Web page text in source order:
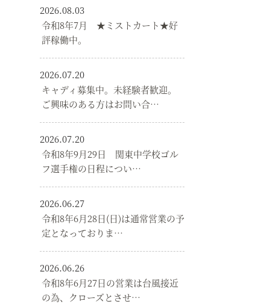
2026.08.03
令和8年7月 ★ミストカート★好
評稼働中。
2026.07.20
キャディ募集中。未経験者歓迎。
ご興味のある方はお問い合…
2026.07.20
令和8年9月29日 関東中学校ゴル
フ選手権の日程につい…
2026.06.27
令和8年6月28日(日)は通常営業の予
定となっておりま…
2026.06.26
令和8年6月27日の営業は台風接近
の為、クローズとさせ…